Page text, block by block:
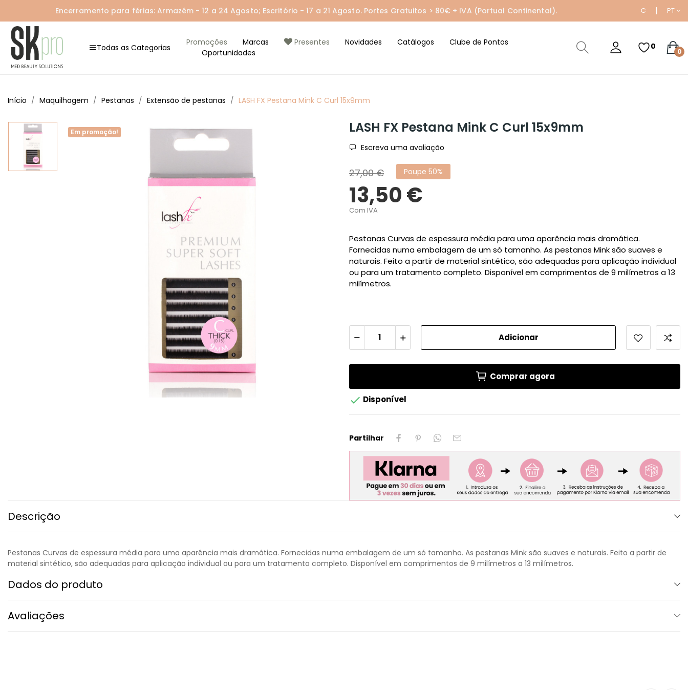
Encerramento para férias: Armazém - 12 a 24 Agosto; Escritório - 17 a 21 Agosto. Portes Gratuitos > 80€ + IVA (Portual Continental). € PT
Todas as Categorias
Promoções Marcas Presentes Novidades Catálogos
Clube de Pontos
Oportunidades
0
0
Início Maquilhagem Pestanas Extensão de pestanas LASH FX Pestana Mink C Curl 15x9mm
Em promoção! LASH FX Pestana Mink C Curl 15x9mm
Escreva uma avaliação
27,00 € Poupe 50%
13,50 €
Com IVA
Pestanas Curvas de espessura média para uma aparência mais dramática.
Fornecidas numa embalagem de um só tamanho. As pestanas Mink são suaves e
naturais. Feito a partir de material sintético, são adequadas para aplicação individual
ou para um tratamento completo. Disponível em comprimentos de 9 milímetros a 13
milímetros.
Adicionar
Comprar agora
 Disponível
Partilhar
Descrição
Pestanas Curvas de espessura média para uma aparência mais dramática. Fornecidas numa embalagem de um só tamanho. As pestanas Mink são suaves e naturais. Feito a partir de
material sintético, são adequadas para aplicação individual ou para um tratamento completo. Disponível em comprimentos de 9 milímetros a 13 milímetros.
Dados do produto
Avaliações